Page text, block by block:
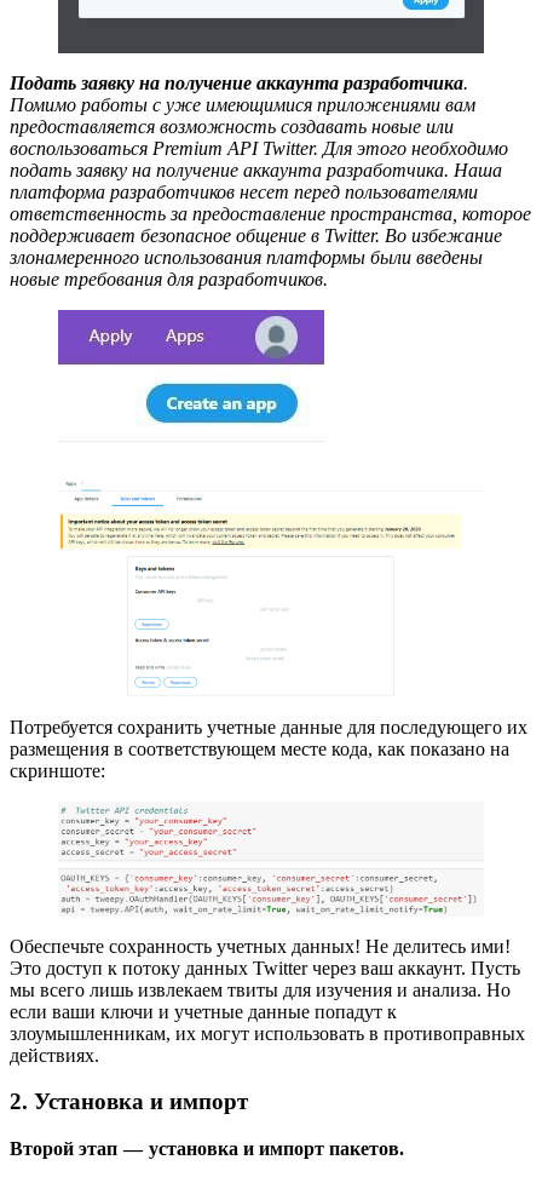
Подать заявку на получение аккаунта разработчика.
Помимо работы с уже имеющимися приложениями вам
предоставляется возможность создавать новые или
воспользоваться Premium API Twitter. Для этого необходимо
подать заявку на получение аккаунта разработчика. Наша
платформа разработчиков несет перед пользователями
ответственность за предоставление пространства, которое
поддерживает безопасное общение в Twitter. Во избежание
злонамеренного использования платформы были введены
новые требования для разработчиков.
Потребуется сохранить учетные данные для последующего их
размещения в соответствующем месте кода, как показано на
скриншоте:
Обеспечьте сохранность учетных данных! Не делитесь ими!
Это доступ к потоку данных Twitter через ваш аккаунт. Пусть
мы всего лишь извлекаем твиты для изучения и анализа. Но
если ваши ключи и учетные данные попадут к
злоумышленникам, их могут использовать в противоправных
действиях.
2. Установка и импорт
Второй этап — установка и импорт пакетов.